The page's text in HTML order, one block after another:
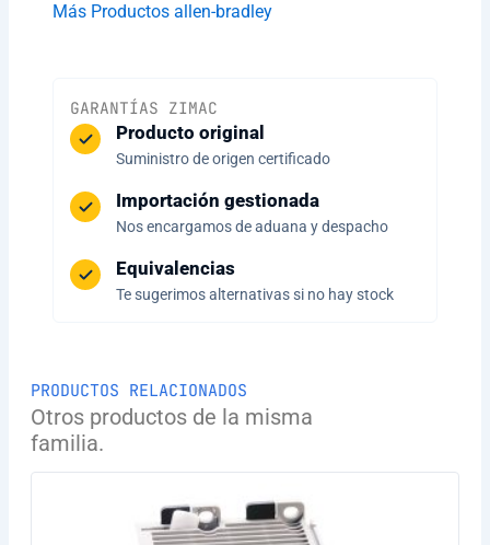
Más Productos allen-bradley
GARANTÍAS ZIMAC
Producto original
Suministro de origen certificado
Importación gestionada
Nos encargamos de aduana y despacho
Equivalencias
Te sugerimos alternativas si no hay stock
PRODUCTOS RELACIONADOS
Otros productos de la misma
familia.